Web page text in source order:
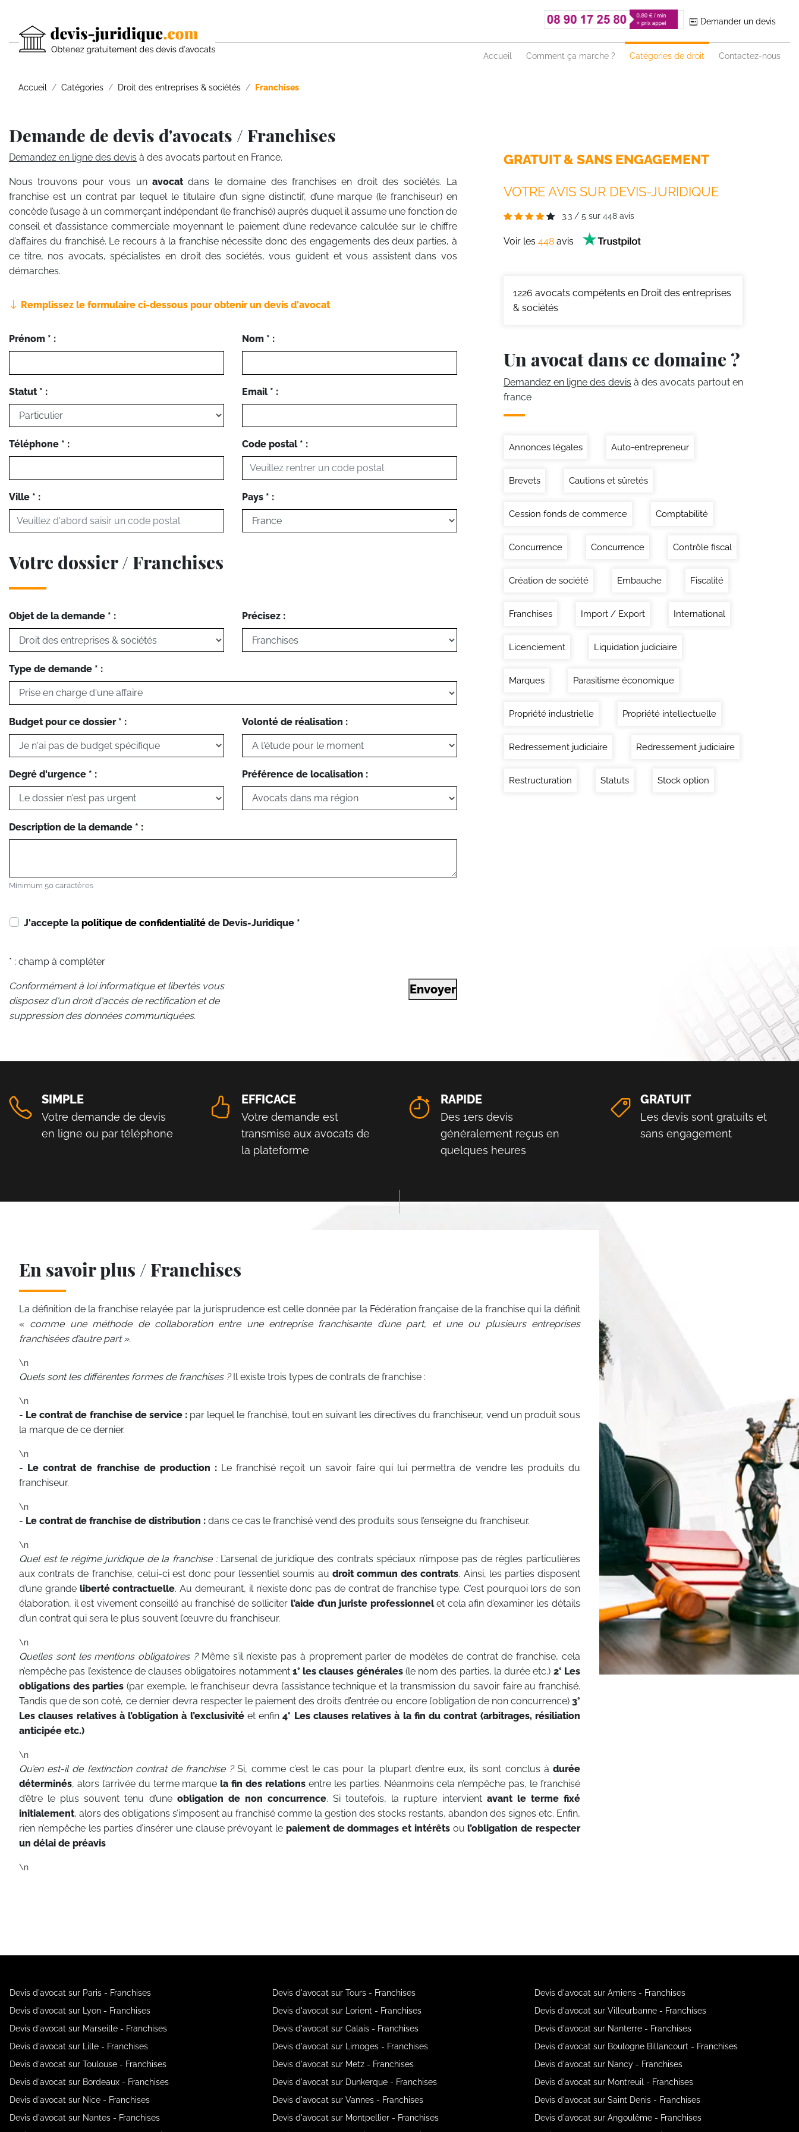
Demander un devis
Accueil Comment ça marche ? Catégories de droit Contactez-nous
Accueil Catégories Droit des entreprises & sociétés Franchises
Demande de devis d'avocats / Franchises
Demandez en ligne des devis à des avocats partout en France.
Nous trouvons pour vous un avocatdans le domaine des franchises en droit des sociétés. La
franchise est un contrat par lequel le titulaire d’un signe distinctif, d’une marque (le franchiseur) en
concède l’usage à un commerçant indépendant (le franchisé) auprès duquel il assume une fonction de
conseil et d’assistance commerciale moyennant le paiement d’une redevance calculée sur le chiffre
d’affaires du franchisé. Le recours à la franchise nécessite donc des engagements des deux parties, à
ce titre, nos avocats, spécialistes en droit des sociétés, vous guident et vous assistent dans vos
démarches.
Remplissez le formulaire ci-dessous pour obtenir un devis d'avocat
Prénom * : Nom * :
Statut * : Email * :
Téléphone * : Code postal * :
Ville * : Pays * :
Votre dossier / Franchises
Objet de la demande * : Précisez :
Type de demande * :
Budget pour ce dossier * : Volonté de réalisation :
Degré d'urgence * : Préférence de localisation :
Description de la demande * :
Minimum 50 caractères
J'accepte la politique de confidentialité de Devis-Juridique *
* : champ à compléter
Conformément à loi informatique et libertés vous
disposez d'un droit d'accès de rectification et de
suppression des données communiquées.
Envoyer
GRATUIT & SANS ENGAGEMENT
VOTRE AVIS SUR DEVIS-JURIDIQUE
3.3 / 5 sur 448 avis
Voir les 448 avis
1226 avocats compétents en Droit des entreprises
& sociétés
Un avocat dans ce domaine ?
Demandez en ligne des devis à des avocats partout en
france
Annonces légales Auto-entrepreneur
Brevets Cautions et sûretés
Cession fonds de commerce Comptabilité
Concurrence Concurrence Contrôle fiscal
Création de société Embauche Fiscalité
Franchises Import / Export International
Licenciement Liquidation judiciaire
Marques Parasitisme économique
Propriété industrielle Propriété intellectuelle
Redressement judiciaire Redressement judiciaire
Restructuration Statuts Stock option
SIMPLE
Votre demande de devis
en ligne ou par téléphone
EFFICACE
Votre demande est
transmise aux avocats de
la plateforme
RAPIDE
Des 1ers devis
généralement reçus en
quelques heures
GRATUIT
Les devis sont gratuits et
sans engagement
En savoir plus / Franchises
La définition de la franchise relayée par la jurisprudence est celle donnée par la Fédération française de la franchise qui la définit
« comme une méthode de collaboration entre une entreprise franchisante d’une part, et une ou plusieurs entreprises
franchisées d’autre part ».
\n
Quels sont les différentes formes de franchises ?Il existe trois types de contrats de franchise :
\n
- Le contrat de franchise de service :par lequel le franchisé, tout en suivant les directives du franchiseur, vend un produit sous
la marque de ce dernier.
\n
- Le contrat de franchise de production : Le franchisé reçoit un savoir faire qui lui permettra de vendre les produits du
franchiseur.
\n
- Le contrat de franchise de distribution : dans ce cas le franchisé vend des produits sous l’enseigne du franchiseur.
\n
Quel est le régime juridique de la franchise : L’arsenal de juridique des contrats spéciaux n’impose pas de règles particulières
aux contrats de franchise, celui-ci est donc pour l’essentiel soumis au droit commun des contrats. Ainsi, les parties disposent
d’une grande liberté contractuelle. Au demeurant, il n’existe donc pas de contrat de franchise type. C’est pourquoi lors de son
élaboration, il est vivement conseillé au franchisé de solliciter l’aide d’un juriste professionnelet cela afin d’examiner les détails
d’un contrat qui sera le plus souvent l’œuvre du franchiseur.
\n
Quelles sont les mentions obligatoires ?Même s’il n’existe pas à proprement parler de modèles de contrat de franchise, cela
n’empêche pas l’existence de clauses obligatoires notamment 1° les clauses générales(le nom des parties, la durée etc.) 2° Les
obligations des parties (par exemple, le franchiseur devra l’assistance technique et la transmission du savoir faire au franchisé.
Tandis que de son coté, ce dernier devra respecter le paiement des droits d’entrée ou encore l’obligation de non concurrence) 3°
Les clauses relatives à l’obligation à l’exclusivité et enfin4° Les clauses relatives à la fin du contrat (arbitrages, résiliation
anticipée etc.)
\n
Qu’en est-il de l’extinction contrat de franchise ?Si, comme c’est le cas pour la plupart d’entre eux, ils sont conclus àdurée
déterminés, alors l’arrivée du terme marquela fin des relations entre les parties. Néanmoins cela n’empêche pas, le franchisé
d’être le plus souvent tenu d’une obligation de non concurrence. Si toutefois, la rupture intervient avant le terme fixé
initialement, alors des obligations s’imposent au franchisé comme la gestion des stocks restants, abandon des signes etc. Enfin,
rien n’empêche les parties d’insérer une clause prévoyant le paiement de dommages et intérêtsoul’obligation de respecter
un délai de préavis
\n
Devis d'avocat sur Paris - Franchises
Devis d'avocat sur Lyon - Franchises
Devis d'avocat sur Marseille - Franchises
Devis d'avocat sur Lille - Franchises
Devis d'avocat sur Toulouse - Franchises
Devis d'avocat sur Bordeaux - Franchises
Devis d'avocat sur Nice - Franchises
Devis d'avocat sur Nantes - Franchises
Devis d'avocat sur Tours - Franchises
Devis d'avocat sur Lorient - Franchises
Devis d'avocat sur Calais - Franchises
Devis d'avocat sur Limoges - Franchises
Devis d'avocat sur Metz - Franchises
Devis d'avocat sur Dunkerque - Franchises
Devis d'avocat sur Vannes - Franchises
Devis d'avocat sur Montpellier - Franchises
Devis d'avocat sur Amiens - Franchises
Devis d'avocat sur Villeurbanne - Franchises
Devis d'avocat sur Nanterre - Franchises
Devis d'avocat sur Boulogne Billancourt - Franchises
Devis d'avocat sur Nancy - Franchises
Devis d'avocat sur Montreuil - Franchises
Devis d'avocat sur Saint Denis - Franchises
Devis d'avocat sur Angoulême - Franchises